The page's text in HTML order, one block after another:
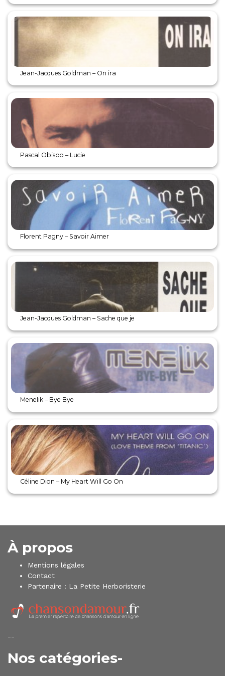
Jean-Jacques Goldman – On ira
Pascal Obispo – Lucie
Florent Pagny – Savoir Aimer
Jean-Jacques Goldman – Sache que je
Menelik – Bye Bye
Céline Dion – My Heart Will Go On
À propos
Mentions légales
Contact
Partenaire : La Petite Herboristerie
--
Nos catégories-